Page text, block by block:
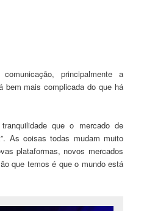
principalmente a
bem mais complicada do que há
que o mercado de
As coisas todas mudam muito
plataformas, novos mercados
que temos é que o mundo está